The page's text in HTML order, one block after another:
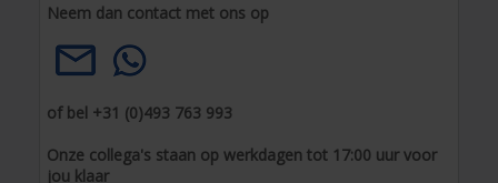
Neem dan contact met ons op
of bel +31 (0)493 763 993
Onze collega's staan op werkdagen tot 17:00 uur voor
jou klaar